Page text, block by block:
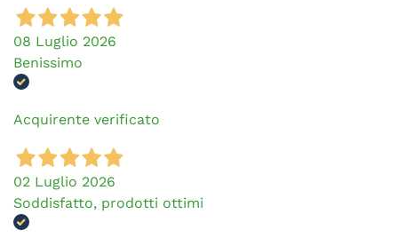
08 Luglio 2026
Benissimo
Acquirente verificato
02 Luglio 2026
Soddisfatto, prodotti ottimi